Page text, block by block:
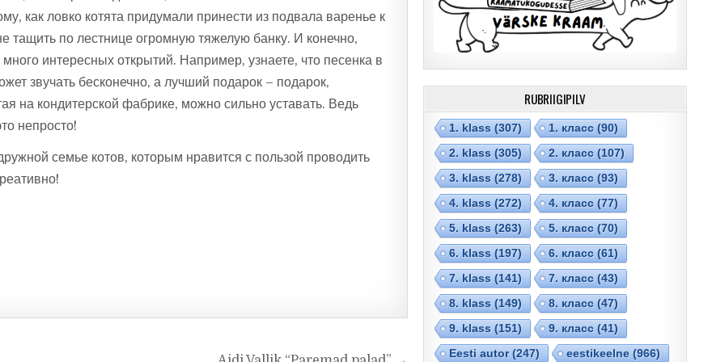
как ловко котята придумали принести из подвала варенье к
тащить по лестнице огромную тяжелую банку. И конечно,
интересных открытий. Например, узнаете, что песенка в
звучать бесконечно, а лучший подарок – подарок,
на кондитерской фабрике, можно сильно уставать. Ведь
непросто!
семье котов, которым нравится с пользой проводить
RUBRIIGIPILV
1. klass(307) 1. класс(90)
2. klass(305) 2. класс(107)
3. klass(278) 3. класс(93)
4. klass(272) 4. класс(77)
5. klass(263) 5. класс(70)
6. klass(197) 6. класс(61)
7. klass(141) 7. класс(43)
8. klass(149) 8. класс(47)
9. klass(151) 9. класс(41)
Eesti autor(247) eestikeelne(966)